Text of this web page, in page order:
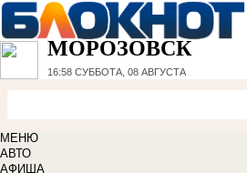
МОРОЗОВСК
16:58 СУББОТА, 08 АВГУСТА
МЕНЮ
АВТО
АФИША